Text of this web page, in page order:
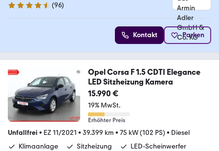
4.7 Sterne
(96)
Kontakt Parken
Opel Corsa F 1.5 CDTI Elegance
LED Sitzheizung Kamera
15.990 €
19% MwSt.
Erhöhter Preis
Unfallfrei • EZ 11/2021 • 39.399 km • 75 kW (102 PS) • Diesel
Klimaanlage
Sitzheizung LED-Scheinwerfer